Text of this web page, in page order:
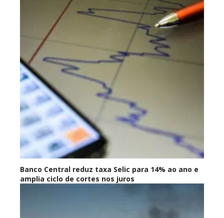
Banco Central reduz taxa Selic para 14% ao ano e
amplia ciclo de cortes nos juros